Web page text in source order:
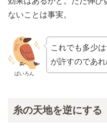
ないことは事実。
ばいろん
これでも多少
が許すのであれ
糸の天地を逆にする